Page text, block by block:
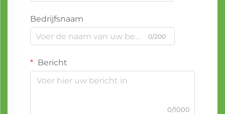
Bedrijfsnaam
0/200
Bericht
0/1000